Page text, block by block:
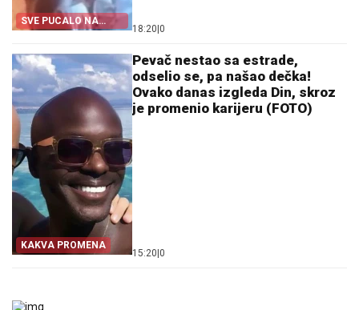
SVE PUCALO NA
SLAVLJU
18:20|0
KAKVA PROMENA
Pevač nestao sa estrade,
odselio se, pa našao dečka!
Ovako danas izgleda Din, skroz
je promenio karijeru (FOTO)
15:20|0